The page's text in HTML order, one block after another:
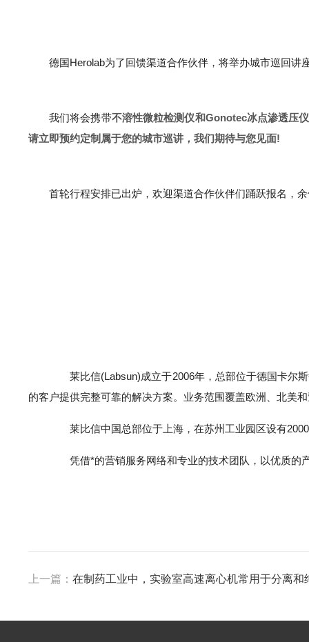
德国Herolab为了回馈渠道合作伙伴，将举办城市巡回
我们将会携带不溶性微粒检测仪和Gonotec冰点渗透压
请立即预约定制属于您的城市巡讲，我们期待与您见面!
首轮行程安排已出炉，欢迎渠道合作伙伴们踊跃报名，
莱比信(Labsun)成立于2006年，总部位于德国卡尔斯
的客户提供完整可靠的解决方案。业务范围覆盖欧洲、北美
莱比信中国总部位于上海，在苏州工业园区设有2000
凭借*的营销服务网络和专业的技术团队，以优质的
上一篇： 在制药工业中，实验室高速离心机常用于分离和